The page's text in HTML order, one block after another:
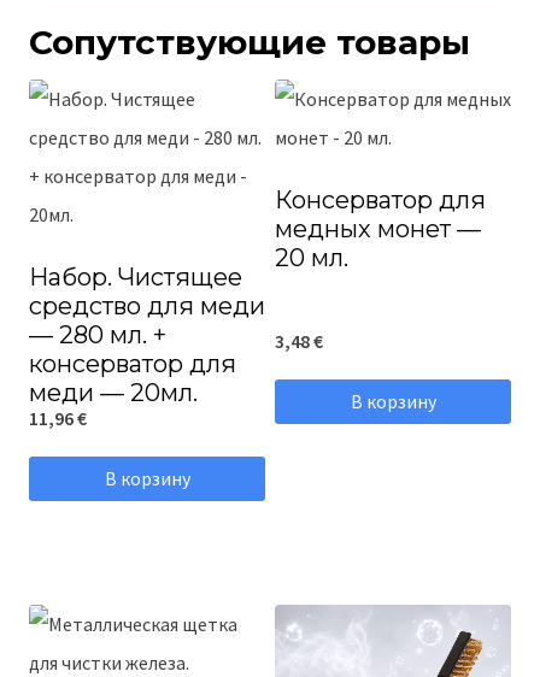
Сопутствующие товары
Набор. Чистящее
средство для меди
— 280 мл. +
консерватор для
меди — 20мл.
11,96€
В корзину
Консерватор для
медных монет —
20 мл.
3,48€
В корзину